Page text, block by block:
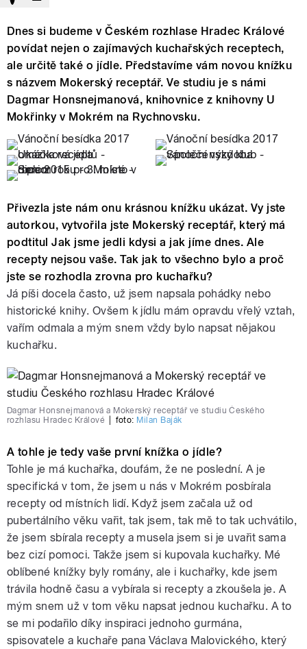
Dnes si budeme v Českém rozhlase Hradec Králové
povídat nejen o zajímavých kuchařských receptech,
ale určitě také o jídle. Představíme vám novou knížku
s názvem Mokerský receptář. Ve studiu je s námi
Dagmar Honsnejmanová, knihovnice z knihovny U
Mokřinky v Mokrém na Rychnovsku.
Přivezla jste nám onu krásnou knížku ukázat. Vy jste
autorkou, vytvořila jste Mokerský receptář, který má
podtitul Jak jsme jedli kdysi a jak jíme dnes. Ale
recepty nejsou vaše. Tak jak to všechno bylo a proč
jste se rozhodla zrovna pro kuchařku?
Já píši docela často, už jsem napsala pohádky nebo
historické knihy. Ovšem k jídlu mám opravdu vřelý vztah,
vařím odmala a mým snem vždy bylo napsat nějakou
kuchařku.
Dagmar Honsnejmanová a Mokerský receptář ve studiu Českého
rozhlasu Hradec Králové
foto: Milan Baják
A tohle je tedy vaše první knížka o jídle?
Tohle je má kuchařka, doufám, že ne poslední. A je
specifická v tom, že jsem u nás v Mokrém posbírala
recepty od místních lidí. Když jsem začala už od
pubertálního věku vařit, tak jsem, tak mě to tak uchvátilo,
že jsem sbírala recepty a musela jsem si je uvařit sama
bez cizí pomoci. Takže jsem si kupovala kuchařky. Mé
oblíbené knížky byly romány, ale i kuchařky, kde jsem
trávila hodně času a vybírala si recepty a zkoušela je. A
mým snem už v tom věku napsat jednou kuchařku. A to
se mi podařilo díky inspiraci jednoho gurmána,
spisovatele a kuchaře pana Václava Malovického, který